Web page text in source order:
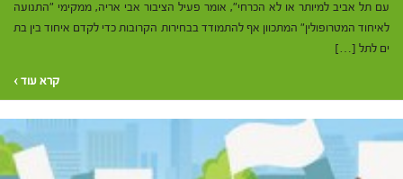
עם תל אביב למיותר או לא הכרחי", אומר פעיל הציבור אבי אריה, ממקימי "התנועה
לאיחוד המטרופולין" המתכוון אף להתמודד בבחירות הקרובות כדי לקדם איחוד בין בת
ים לתל […]
קרא עוד ›